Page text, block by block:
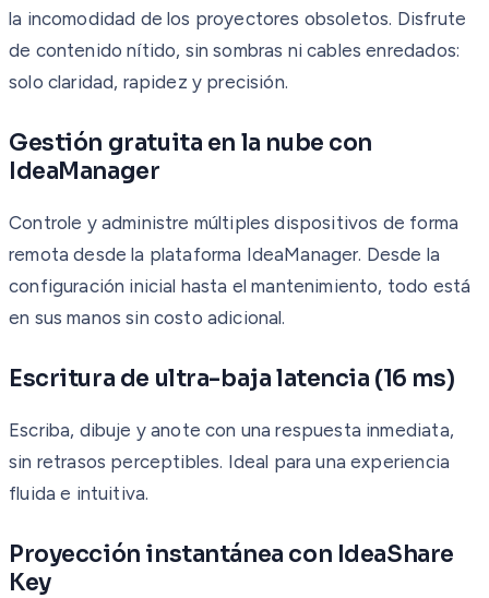
la incomodidad de los proyectores obsoletos. Disfrute
de contenido nítido, sin sombras ni cables enredados:
solo claridad, rapidez y precisión.
Gestión gratuita en la nube con
IdeaManager
Controle y administre múltiples dispositivos de forma
remota desde la plataforma IdeaManager. Desde la
configuración inicial hasta el mantenimiento, todo está
en sus manos sin costo adicional.
Escritura de ultra-baja latencia (16 ms)
Escriba, dibuje y anote con una respuesta inmediata,
sin retrasos perceptibles. Ideal para una experiencia
fluida e intuitiva.
Proyección instantánea con IdeaShare
Key